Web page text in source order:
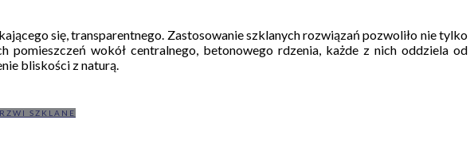
się, transparentnego. Zastosowanie szklanych rozwiązań pozwoliło nie tylko
pomieszczeń wokół centralnego, betonowego rdzenia, każde z nich oddziela od
bliskości z naturą.
SZKLANE